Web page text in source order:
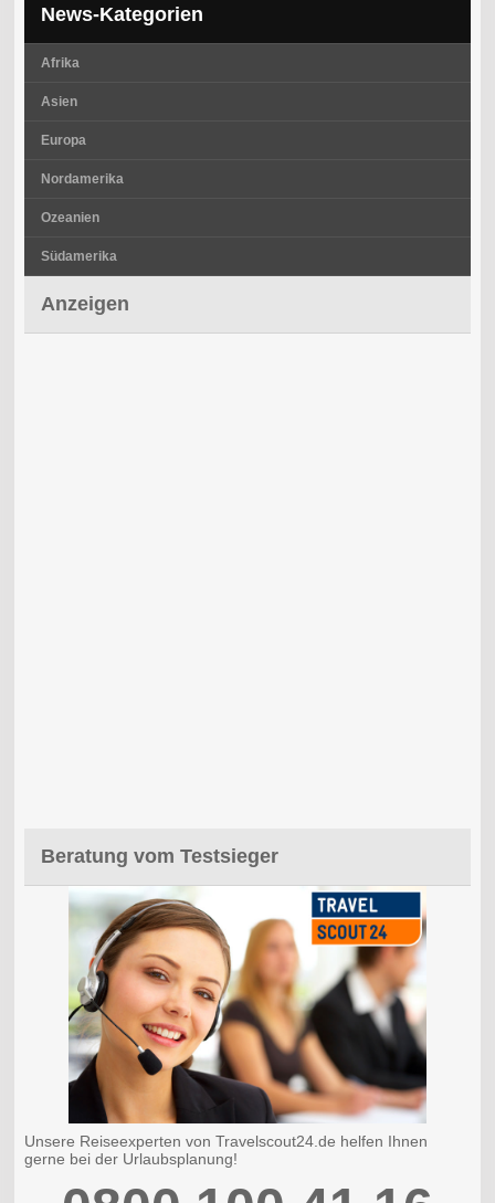
News-Kategorien
Afrika
Asien
Europa
Nordamerika
Ozeanien
Südamerika
Anzeigen
Beratung vom Testsieger
Unsere Reiseexperten von Travelscout24.de helfen Ihnen
gerne bei der Urlaubsplanung!